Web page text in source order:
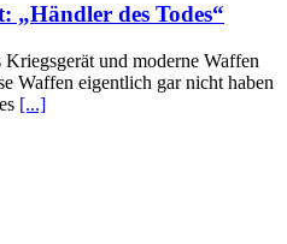
„Händler des Todes“
und moderne Waffen
Waffen eigentlich gar nicht haben
[...]